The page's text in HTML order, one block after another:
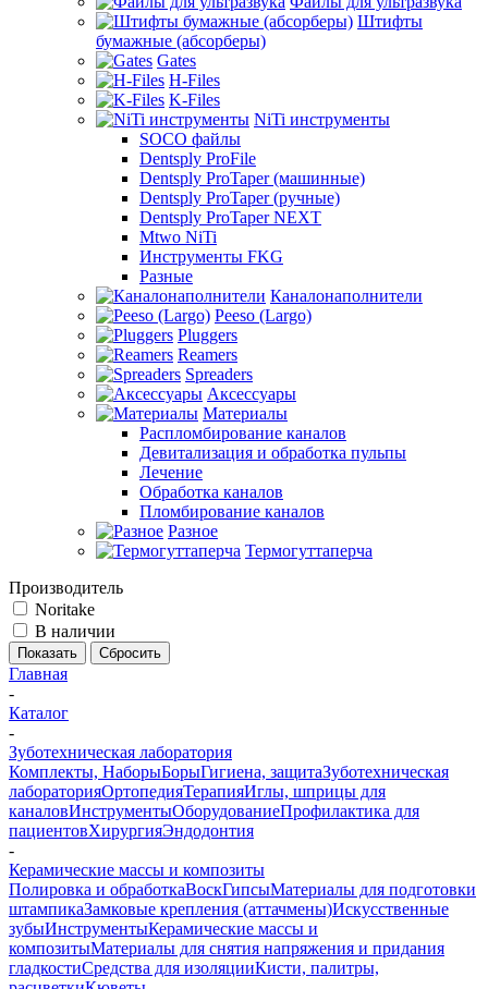
Штифты
бумажные (абсорберы)
Gates
H-Files
K-Files
NiTi инструменты
SOCO файлы
Dentsply ProFile
Dentsply ProTaper (машинные)
Dentsply ProTaper (ручные)
Dentsply ProTaper NEXT
Mtwo NiTi
Инструменты FKG
Разные
Каналонаполнители
Peeso (Largo)
Pluggers
Reamers
Spreaders
Аксессуары
Материалы
Распломбирование каналов
Девитализация и обработка пульпы
Лечение
Обработка каналов
Пломбирование каналов
Разное
Термогуттаперча
Производитель
Noritake
В наличии
Сбросить
Главная
-
Каталог
-
Зуботехническая лаборатория
Комплекты, НаборыБорыГигиена, защитаЗуботехническая
лабораторияОртопедияТерапияИглы, шприцы для
каналовИнструментыОборудованиеПрофилактика для
пациентовХирургияЭндодонтия
-
Керамические массы и композиты
Полировка и обработкаВоскГипсыМатериалы для подготовки
штампикаЗамковые крепления (аттачмены)Искусственные
зубыИнструментыКерамические массы и
композитыМатериалы для снятия напряжения и придания
гладкостиСредства для изоляцииКисти, палитры,